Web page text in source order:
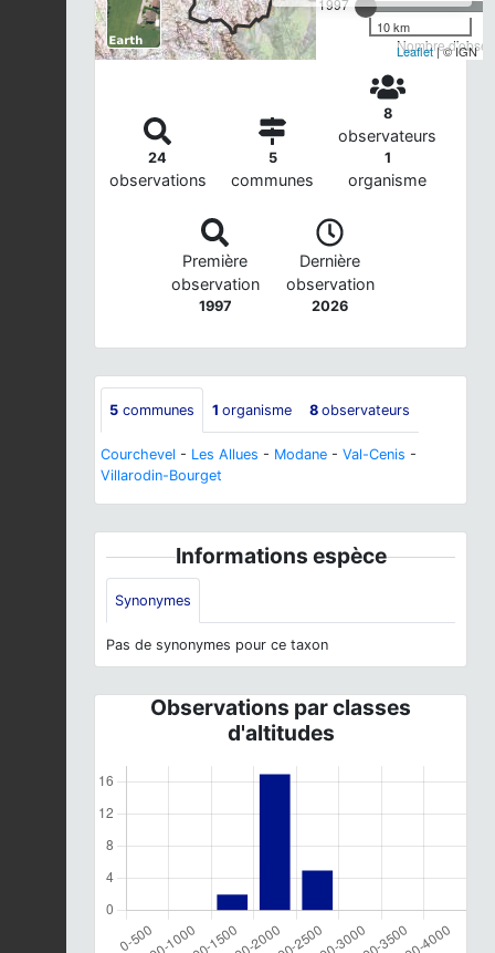
Nombre
10 km
Leaflet| © IGN
24
observations
5
communes
8
observateurs
1
organisme
Première
observation
1997
Dernière
observation
2026
5 communes 1 organisme 8 observateurs
Courchevel - Les Allues - Modane - Val-Cenis -
Villarodin-Bourget
Informations espèce
Synonymes
Pas de synonymes pour ce taxon
Observations par classes
d'altitudes